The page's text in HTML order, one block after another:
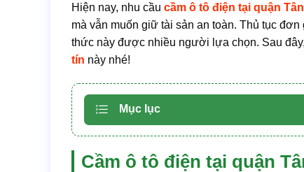
Hiện nay, nhu cầu cầm ô tô điện tại quận
mà vẫn muốn giữ tài sản an toàn. Thủ tục
thức này được nhiều người lựa chọn. Sau
tín này nhé!
Mục lục
Cầm ô tô điện tại quận